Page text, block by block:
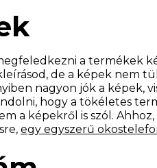
a termékek
de a képek nem
nagyon jók a képek,
hogy a tökéletes
a képekről is szól.
egy egyszerű